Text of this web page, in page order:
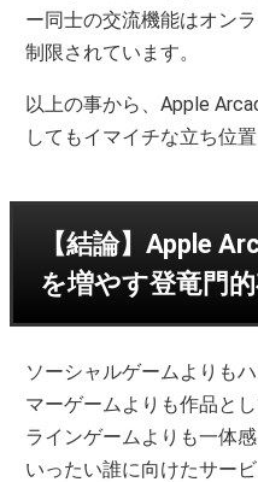
ー同士の交流機能はオン
制限されています。
以上の事から、Apple
してもイマイチな立ち位置
【結論】Apple
を増やす登竜門
ソーシャルゲームよりも
マーゲームよりも作品と
ラインゲームよりも一体
いったい誰に向けたサー